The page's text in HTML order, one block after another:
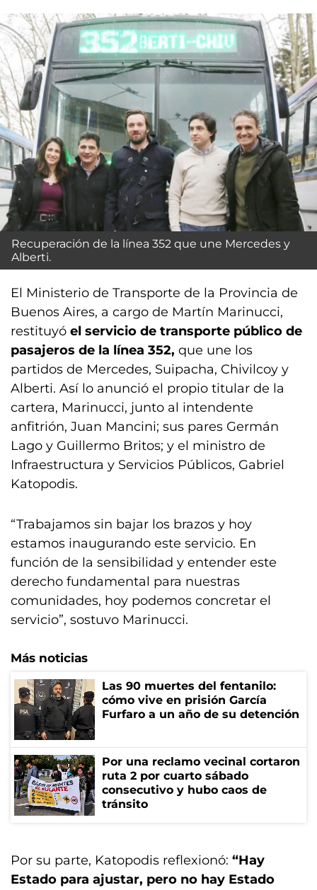
Recuperación de la línea 352 que une Mercedes y
Alberti.
El Ministerio de Transporte de la Provincia de
Buenos Aires, a cargo de Martín Marinucci,
restituyó el servicio de transporte público de
pasajeros de la línea 352, que une los
partidos de Mercedes, Suipacha, Chivilcoy y
Alberti. Así lo anunció el propio titular de la
cartera, Marinucci, junto al intendente
anfitrión, Juan Mancini; sus pares Germán
Lago y Guillermo Britos; y el ministro de
Infraestructura y Servicios Públicos, Gabriel
Katopodis.
“Trabajamos sin bajar los brazos y hoy
estamos inaugurando este servicio. En
función de la sensibilidad y entender este
derecho fundamental para nuestras
comunidades, hoy podemos concretar el
servicio”, sostuvo Marinucci.
Más noticias
Las 90 muertes del fentanilo:
cómo vive en prisión García
Furfaro a un año de su detención
Por una reclamo vecinal cortaron
ruta 2 por cuarto sábado
consecutivo y hubo caos de
tránsito
Por su parte, Katopodis reflexionó: “Hay
Estado para ajustar, pero no hay Estado